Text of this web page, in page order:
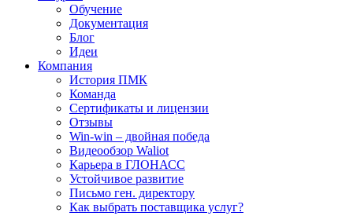
Обучение
Документация
Блог
Идеи
Компания
История ПМК
Команда
Сертификаты и лицензии
Отзывы
Win-win – двойная победа
Видеообзор Waliot
Карьера в ГЛОНАСС
Устойчивое развитие
Письмо ген. директору
Как выбрать поставщика услуг?